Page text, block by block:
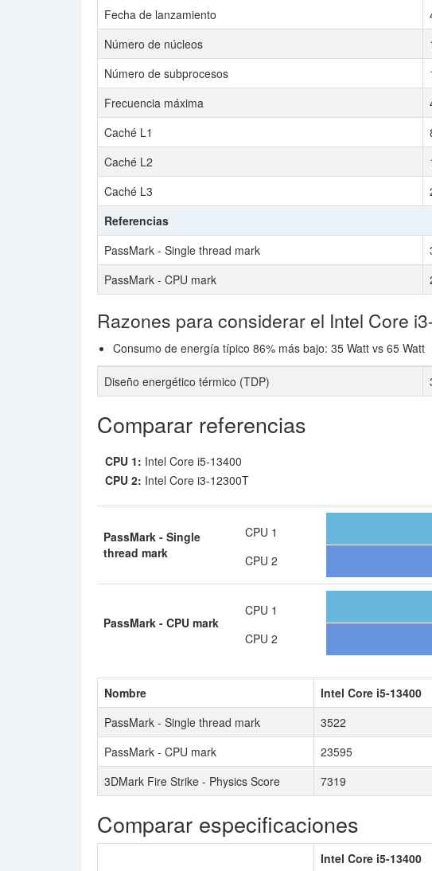
Fecha de lanzamiento
Número de núcleos
Número de subprocesos
Frecuencia máxima
Caché L1
Caché L2
Caché L3
Referencias
PassMark - Single thread mark
PassMark - CPU mark
Razones para considerar el Intel Core
Consumo de energía típico 86% más bajo: 35 Watt vs 65 Watt
Diseño energético térmico (TDP)
Comparar referencias
CPU 1: Intel Core i5-13400
CPU 2: Intel Core i3-12300T
PassMark - Single
thread mark
CPU 1
CPU 2
PassMark - CPU mark
CPU 1
CPU 2
Nombre Intel Core i5-13400
PassMark - Single thread mark
3522
PassMark - CPU mark
23595
3DMark Fire Strike - Physics Score
7319
Comparar especificaciones
Intel Core i5-13400